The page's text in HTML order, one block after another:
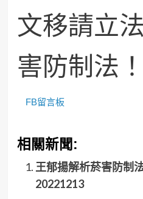
文移請立
害防制法！
FB留言板
相關新聞:
王郁揚解析菸害防制
20221213